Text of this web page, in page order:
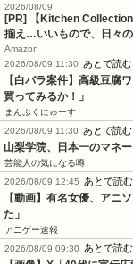
2026/08/09
[PR] 【Kitchen Collection
揃え…いいもので、日々の
Amazon
2026/08/09 11:30
あとで読む
【白バラ案件】高級豆腐
買ってみるか！」
まんぷくにゅーす
2026/08/09 11:30
あとで読む
山梨学院、日本一のマネ
芸能人の気になる噂
2026/08/09 12:45
あとで読む
【動画】有名女優、アニ
た」
アニゲー速報
2026/08/09 09:30
あとで読む